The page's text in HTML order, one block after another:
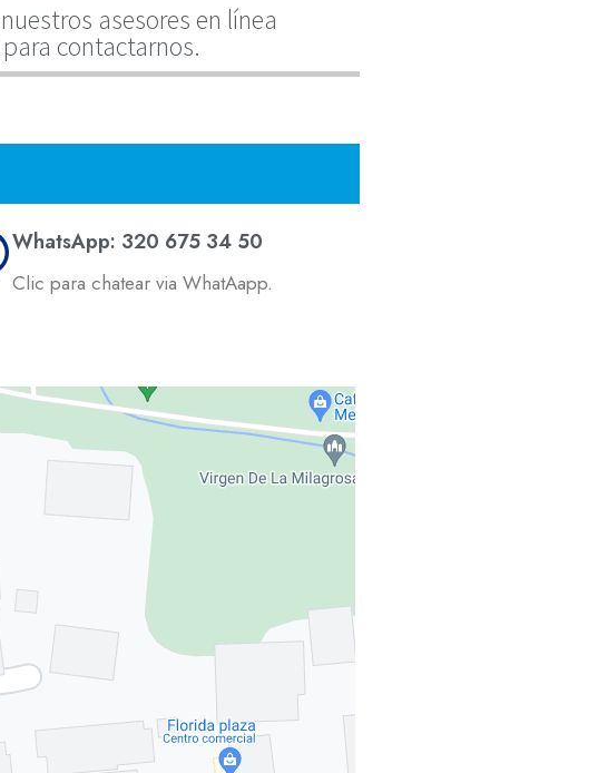
asesores en línea
contactarnos.
WhatsApp: 320 675 34 50
Clic para chatear via WhatAapp.